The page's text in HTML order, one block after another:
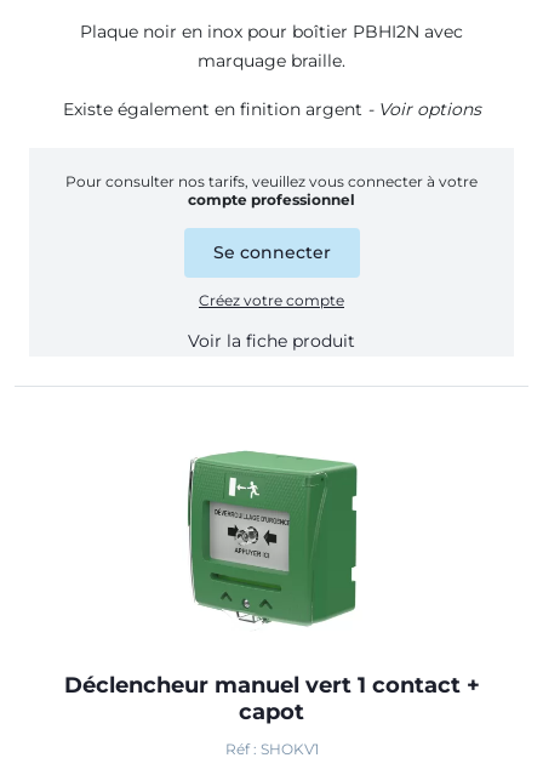
Plaque noir en inox pour boîtier PBHI2N avec
marquage braille.
Existe également en finition argent - Voir options
Pour consulter nos tarifs, veuillez vous connecter à votre
compte professionnel
Se connecter
Créez votre compte
Voir la fiche produit
Déclencheur manuel vert 1 contact +
capot
Réf : SHOKV1